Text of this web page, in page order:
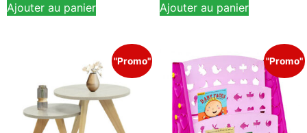
Ajouter au panier Ajouter au panier
"Promo" "Promo"